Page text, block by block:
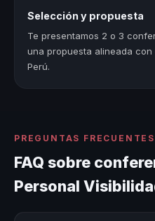
Selección y propuesta
Te presentamos 2 o 3
una propuesta alineada
Perú.
PREGUNTAS FRECUENTES
FAQ sobre
Personal